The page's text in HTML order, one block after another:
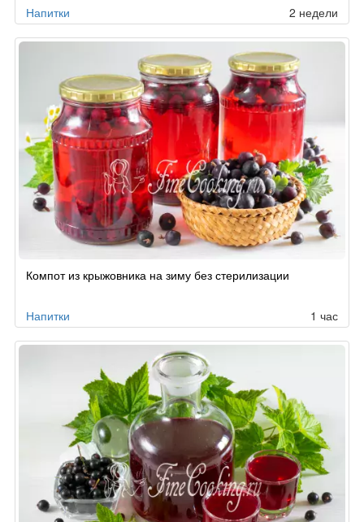
Напитки 2 недели
Компот из крыжовника на зиму без стерилизации
Напитки 1 час